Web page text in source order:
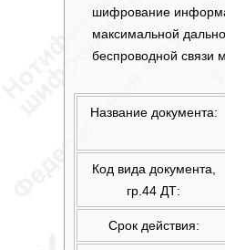
шифрование
максимальной
беспроводной связи
Название документа:
Код вида документа,
гр.44 ДТ:
Срок действия: